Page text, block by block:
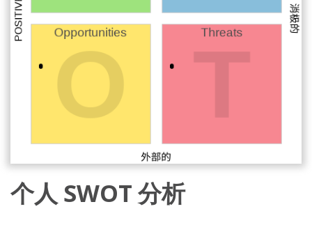
个人 SWOT 分析